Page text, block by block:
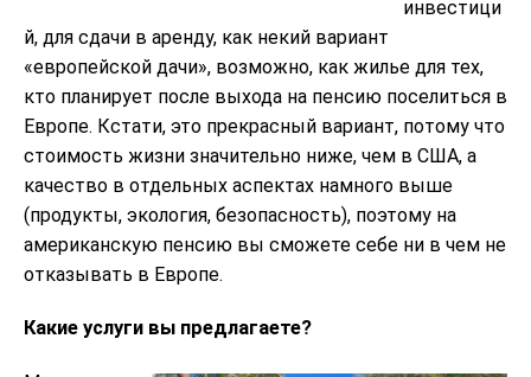
инвестици
й, для сдачи в аренду, как некий вариант
«европейской дачи», возможно, как жилье для тех,
кто планирует после выхода на пенсию поселиться в
Европе. Кстати, это прекрасный вариант, потому что
стоимость жизни значительно ниже, чем в США, а
качество в отдельных аспектах намного выше
(продукты, экология, безопасность), поэтому на
американскую пенсию вы сможете себе ни в чем не
отказывать в Европе.
Какие услуги вы предлагаете?